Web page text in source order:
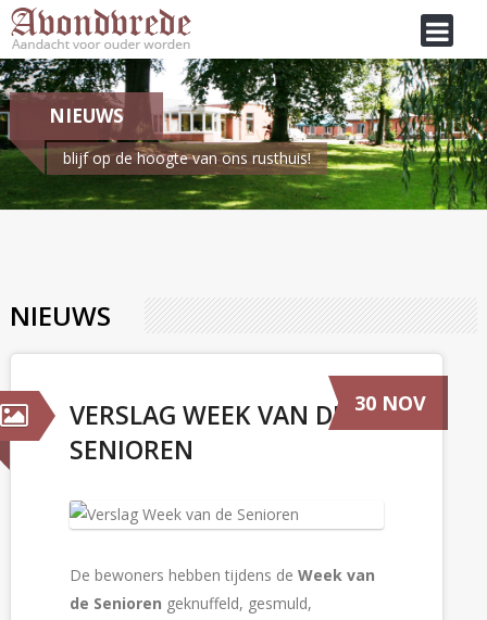
NIEUWS
blijf op de hoogte van ons rusthuis!
NIEUWS
VERSLAG WEEK VAN DE
SENIOREN
30 NOV
De bewoners hebben tijdens de Week van
de Senioren geknuffeld, gesmuld,